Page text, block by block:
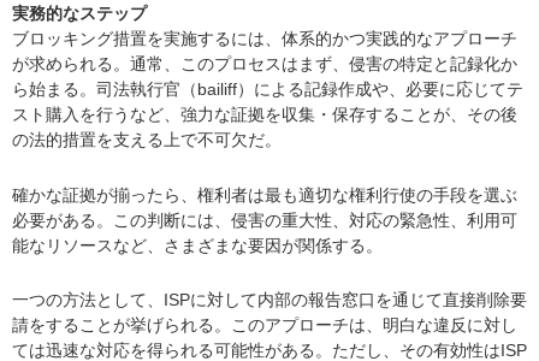
実務的なステップ
ブロッキング措置を実施するには、体系的かつ実践的なアプローチ
が求められる。通常、このプロセスはまず、侵害の特定と記録化か
ら始まる。司法執行官（bailiff）による記録作成や、必要に応じてテ
スト購入を行うなど、強力な証拠を収集・保存することが、その後
の法的措置を支える上で不可欠だ。
確かな証拠が揃ったら、権利者は最も適切な権利行使の手段を選ぶ
必要がある。この判断には、侵害の重大性、対応の緊急性、利用可
能なリソースなど、さまざまな要因が関係する。
一つの方法として、ISPに対して内部の報告窓口を通じて直接削除要
請をすることが挙げられる。このアプローチは、明白な違反に対し
ては迅速な対応を得られる可能性がある。ただし、その有効性はISP